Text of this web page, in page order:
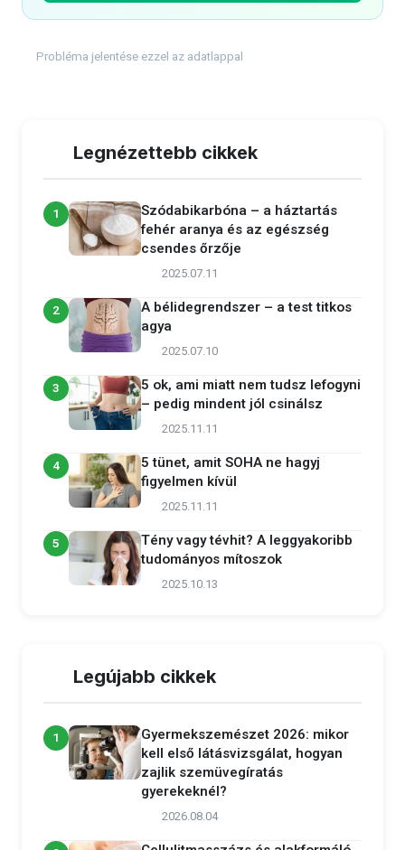
Probléma jelentése ezzel az adatlappal
Legnézettebb cikkek
1
Szódabikarbóna – a háztartás
fehér aranya és az egészség
csendes őrzője
2025.07.11
2
A bélidegrendszer – a test titkos
agya
2025.07.10
3
5 ok, ami miatt nem tudsz lefogyni
– pedig mindent jól csinálsz
2025.11.11
4
5 tünet, amit SOHA ne hagyj
figyelmen kívül
2025.11.11
5
Tény vagy tévhit? A leggyakoribb
tudományos mítoszok
2025.10.13
Legújabb cikkek
1
Gyermekszemészet 2026: mikor
kell első látásvizsgálat, hogyan
zajlik szemüvegíratás
gyerekeknél?
2026.08.04